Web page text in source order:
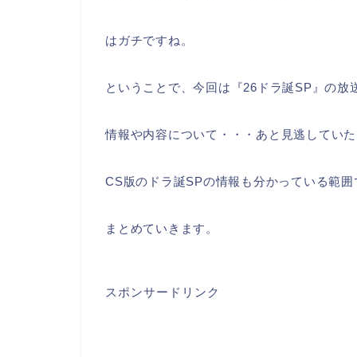
はガチですね。
ということで、今回は『26ドラ誕SP』の放
情報や内容について・・・あと見逃していた
CS版のドラ誕SPの情報も分かっている範囲
まとめていきます。
スポンサードリンク